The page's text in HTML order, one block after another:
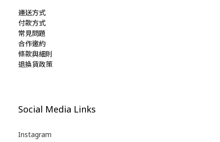
運送方式
付款方式
常見問題
合作邀約
條款與細則
退換貨政策
Social Media Links
Instagram